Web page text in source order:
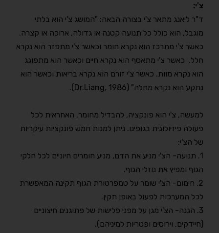
צ'י:
ד"ר ליאנג מתאר צ'י בצורה הבאה: "המושג צ'י הוא בלתי
מוגבל, הוא כולל כל תנועה קטנה או גדולה, ארוכה או קצרה.
כאשר צ'י מתרכז הוא נקרא חומר וכאשר צ'י מתפזר הוא נקרא
חלל. כאשר צ'י מתאסף הוא נקרא חיים וכאשר הוא מתפוגג
הוא נקרא מוות. כאשר צ'י זורם הוא נקרא בריאות וכאשר הוא
נתקע הוא נקרא מחלה" (Dr.Liang, 1986).
למעשה, צ'י הוא פונקציה, להבדיל מחומר, האחראית לכל
פעולה פיזיולוגית בגופינו. ניתן למנות חמש פונקציות עיקריות
של הצ'י:
1. תנועה- הצ'י מניע את הדם, מניע חומרים חיוניים לכל חלקי
הגוף ומפיץ את נוזלי הגוף.
2. חימום- הצ'י שומר על טמפרטורת הגוף תקינה המאפשרת
לכל המערכות לפעול באופן תקין.
3. הגנה- הצ'י מגן על מפני פלישות של פתוגנים חיצוניים
(חיידקים, וירוסים ופטריות למיניהם).